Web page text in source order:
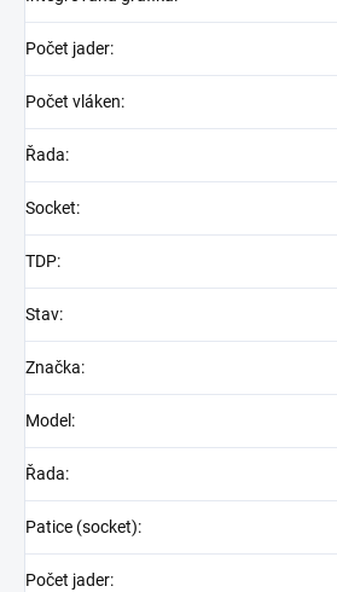
Počet jader:
Počet vláken:
Řada:
Socket:
TDP:
Stav:
Značka:
Model :
Řada:
Patice (socket):
Počet jader: